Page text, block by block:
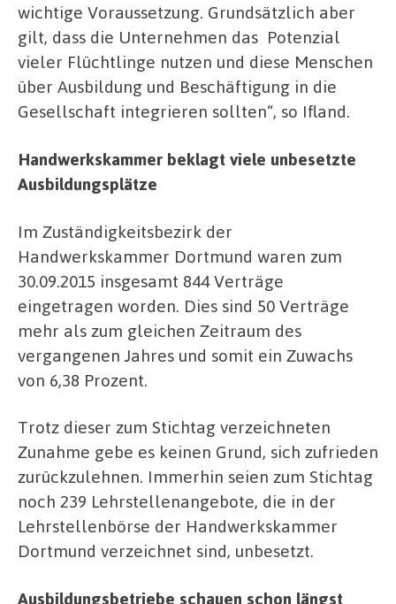
wichtige Voraussetzung. Grundsätzlich aber
gilt, dass die Unternehmen das Potenzial
vieler Flüchtlinge nutzen und diese Menschen
über Ausbildung und Beschäftigung in die
Gesellschaft integrieren sollten“, so Ifland.
Handwerkskammer beklagt viele unbesetzte
Ausbildungsplätze
Im Zuständigkeitsbezirk der
Handwerkskammer Dortmund waren zum
30.09.2015 insgesamt 844 Verträge
eingetragen worden. Dies sind 50 Verträge
mehr als zum gleichen Zeitraum des
vergangenen Jahres und somit ein Zuwachs
von 6,38 Prozent.
Trotz dieser zum Stichtag verzeichneten
Zunahme gebe es keinen Grund, sich zufrieden
zurückzulehnen. Immerhin seien zum Stichtag
noch 239 Lehrstellenangebote, die in der
Lehrstellenbörse der Handwerkskammer
Dortmund verzeichnet sind, unbesetzt.
Ausbildungsbetriebe schauen schon längst